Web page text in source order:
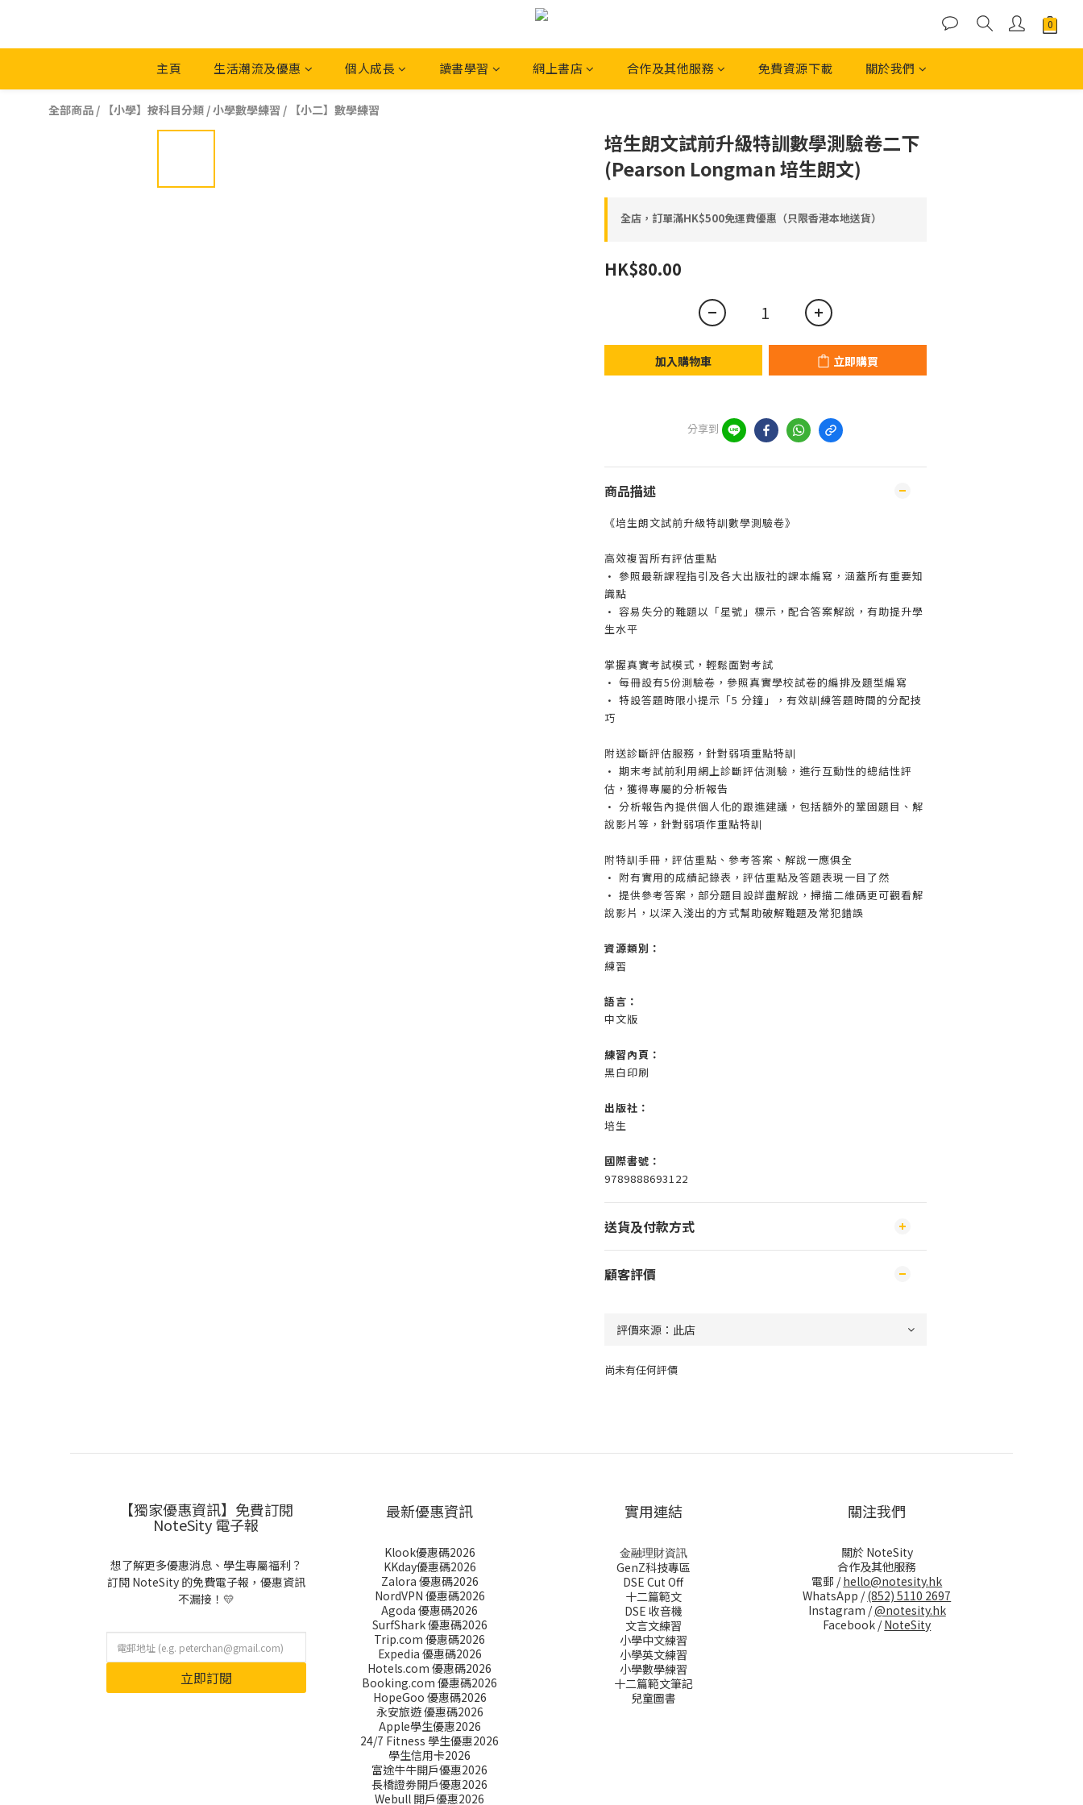
主頁 生活潮流及優惠 個人成長 讀書學習 網上書店 合作及其他服務 免費資源下載 關於我們
全部商品 / 【小學】按科目分類 /小學數學練習 / 【小二】數學練習
培生朗文試前升級特訓數學測驗卷二下
(Pearson Longman 培生朗文)
全店，訂單滿HK$500免運費優惠（只限香港本地送貨）
HK$80.00
加入購物車 立即購買
分享到
商品描述
《培生朗文試前升級特訓數學測驗卷》
高效複習所有評估重點
• 參照最新課程指引及各大出版社的課本編寫，涵蓋所有重要知
識點
• 容易失分的難題以「星號」標示，配合答案解說，有助提升學
生水平
掌握真實考試模式，輕鬆面對考試
• 每冊設有5份測驗卷，參照真實學校試卷的編排及題型編寫
• 特設答題時限小提示「5 分鐘」，有效訓練答題時間的分配技
巧
附送診斷評估服務，針對弱項重點特訓
• 期末考試前利用網上診斷評估測驗，進行互動性的總結性評
估，獲得專屬的分析報告
• 分析報告內提供個人化的跟進建議，包括額外的鞏固題目、解
說影片等，針對弱項作重點特訓
附特訓手冊，評估重點、參考答案、解說一應俱全
• 附有實用的成績記錄表，評估重點及答題表現一目了然
• 提供參考答案，部分題目設詳盡解說，掃描二維碼更可觀看解
說影片，以深入淺出的方式幫助破解難題及常犯錯誤
資源類別：
練習
語言：
中文版
練習內頁：
黑白印刷
出版社：
培生
國際書號：
9789888693122
送貨及付款方式
顧客評價
尚未有任何評價
【獨家優惠資訊】免費訂閱
NoteSity 電子報
想了解更多優惠消息、學生專屬福利？
訂閱 NoteSity 的免費電子報，優惠資訊
不漏接！💛
立即訂閱
最新優惠資訊
Klook優惠碼2026
KKday優惠碼2026
Zalora 優惠碼2026
NordVPN 優惠碼2026
Agoda 優惠碼2026
SurfShark 優惠碼2026
Trip.com 優惠碼2026
Expedia 優惠碼2026
Hotels.com 優惠碼2026
Booking.com 優惠碼2026
HopeGoo 優惠碼2026
永安旅遊 優惠碼2026
Apple學生優惠2026
24/7 Fitness 學生優惠2026
學生信用卡2026
富途牛牛開戶優惠2026
長橋證劵開戶優惠2026
Webull 開戶優惠2026
實用連結
金融理財資訊
GenZ科技專區
DSE Cut Off
十二篇範文
DSE 收音機
文言文練習
小學中文練習
小學英文練習
小學數學練習
十二篇範文筆記
兒童圖書
關注我們
關於 NoteSity
合作及其他服務
電郵 /hello@notesity.hk
WhatsApp /(852) 5110 2697
Instagram /@notesity.hk
Facebook /NoteSity